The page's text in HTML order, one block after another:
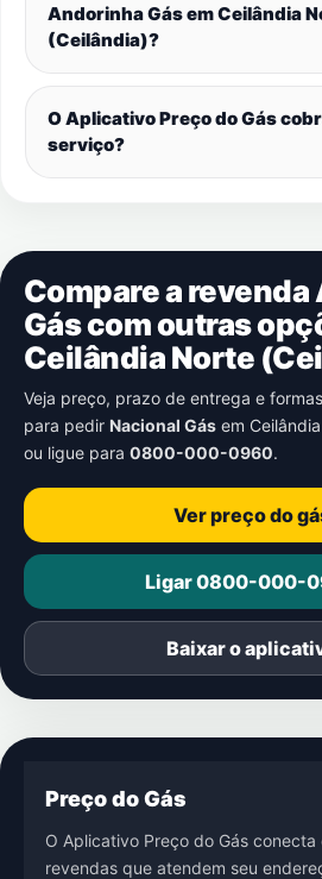
Andorinha Gás emCeilândia
(Ceilândia)?
O Aplicativo Preço do Gás
serviço?
Compare a
Gás com outras
Ceilândia Norte
Veja preço, prazo de entrega e
para pedir Nacional Gás em
ou ligue para 0800-000-0960.
Ver preço do
Ligar 0800-000-
Baixar o
Preço do Gás
O Aplicativo Preço do Gás conecta
revendas que atendem seu